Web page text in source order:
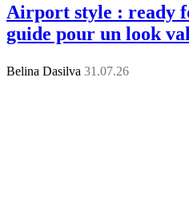
Airport style : ready
guide pour un look
Belina Dasilva 31.07.26